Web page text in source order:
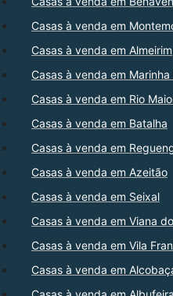
Casas à venda em
Casas à venda em Almeirim
Casas à venda em Marinha
Casas à venda em Rio
Casas à venda em Batalha
Casas à venda em
Casas à venda em Azeitão
Casas à venda em Seixal
Casas à venda em Viana
Casas à venda em Vila
Casas à venda em